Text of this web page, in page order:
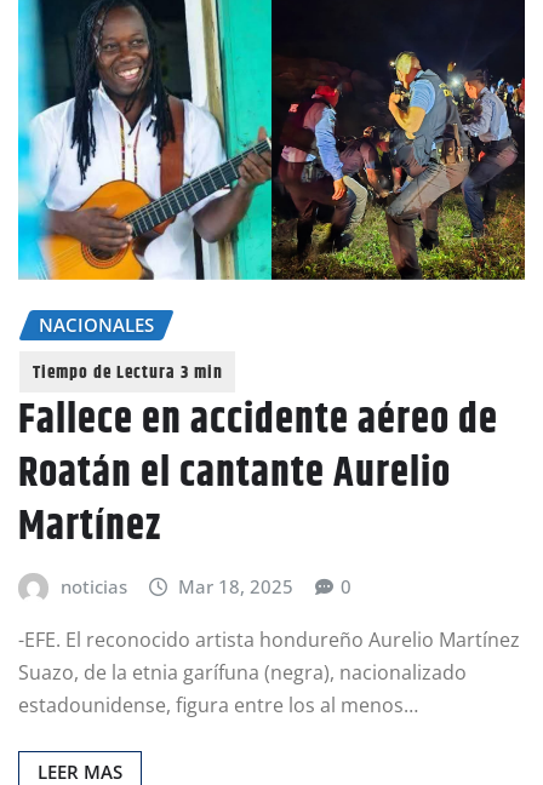
NACIONALES
Fallece en accidente aéreo de
Roatán el cantante Aurelio
Martínez
noticias Mar 18, 2025 0
-EFE. El reconocido artista hondureño Aurelio Martínez
Suazo, de la etnia garífuna (negra), nacionalizado
estadounidense, figura entre los al menos…
LEER MAS